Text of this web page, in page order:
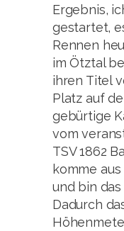
Ergebnis,
gestartet,
Rennen
im Ötztal
ihren Titel
Platz auf
gebürtige
vom
TSV 1862
komme
und bin
Dadurch